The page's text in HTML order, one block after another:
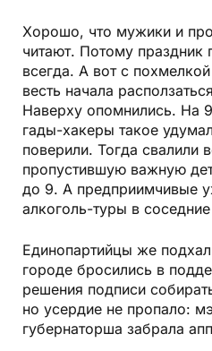
Хорошо, что мужики и
читают. Потому праздник
всегда. А вот с
весть начала
Наверху опомнились. На
гады-хакеры такое
поверили. Тогда свалили
пропустившую важную
до 9. А предприимчивые
алкоголь-туры в
Единопартийцы же
городе бросились в
решения подписи
но усердие не пропало:
губернаторша забрала